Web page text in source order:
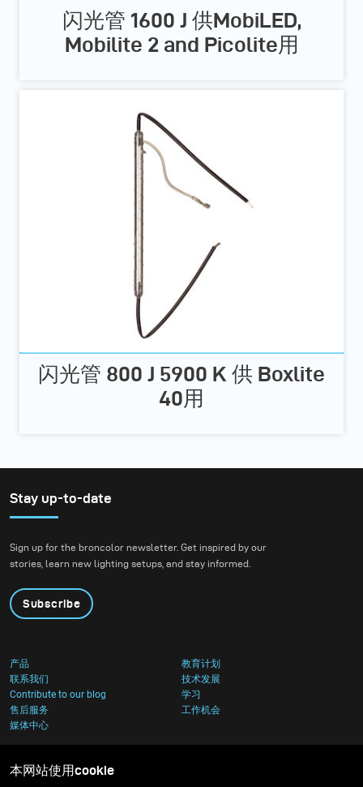
闪光管 1600 J 供MobiLED,
Mobilite 2 and Picolite用
闪光管 800 J 5900 K 供 Boxlite
40用
Stay up-to-date
Sign up for the broncolor newsletter. Get inspired by our
stories, learn new lighting setups, and stay informed.
Subscribe
产品
教育计划
联系我们
技术发展
Contribute to our blog
学习
售后服务
工作机会
媒体中心
本网站使用cookie